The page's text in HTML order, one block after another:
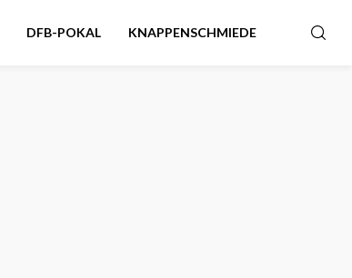
DFB-POKAL KNAPPENSCHMIEDE